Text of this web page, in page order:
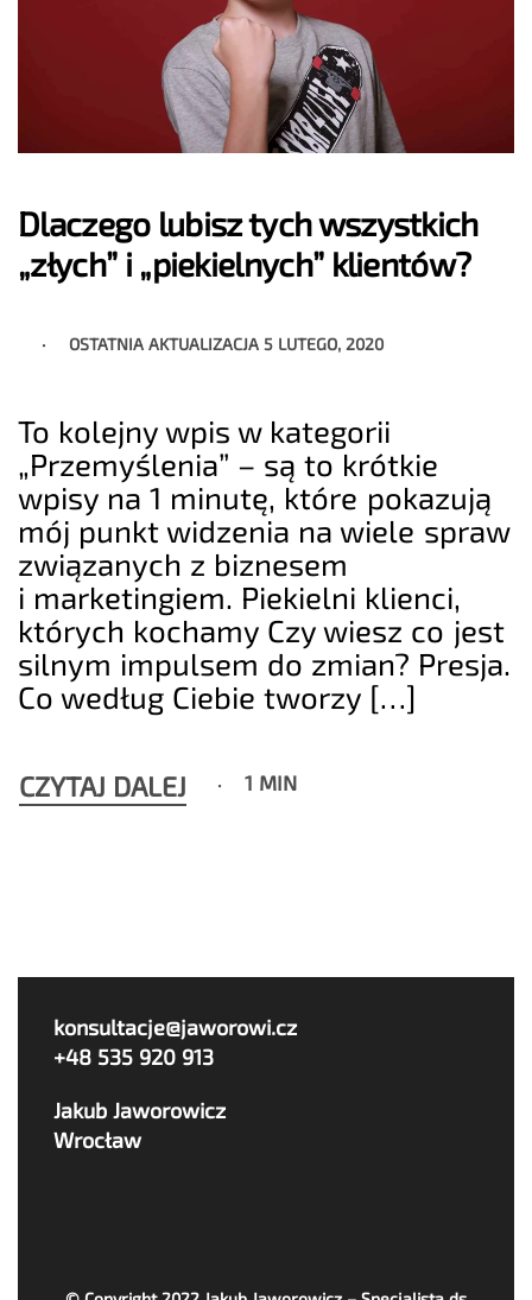
Dlaczego lubisz tych wszystkich
„złych” i „piekielnych” klientów?
OSTATNIA AKTUALIZACJA 5 LUTEGO, 2020
To kolejny wpis w kategorii
„Przemyślenia” – są to krótkie
wpisy na 1 minutę, które pokazują
mój punkt widzenia na wiele spraw
związanych z biznesem
i marketingiem. Piekielni klienci,
których kochamy Czy wiesz co jest
silnym impulsem do zmian? Presja.
Co według Ciebie tworzy […]
CZYTAJ DALEJ 1 MIN
konsultacje@jaworowi.cz
+48 535 920 913
Jakub Jaworowicz
Wrocław